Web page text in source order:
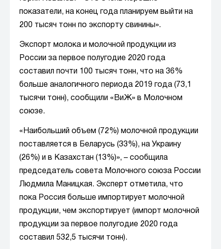
показатели, на конец года планируем выйти на
200 тысяч тонн по экспорту свинины».
Экспорт молока и молочной продукции из
России за первое полугодие 2020 года
составил почти 100 тысяч тонн, что на 36%
больше аналогичного периода 2019 года (73,1
тысячи тонн), сообщили «ВиЖ» в Молочном
союзе.
«Наибольший объем (72%) молочной продукции
поставляется в Беларусь (33%), на Украину
(26%) и в Казахстан (13%)», – сообщила
председатель совета Молочного союза России
Людмила Маницкая. Эксперт отметила, что
пока Россия больше импортирует молочной
продукции, чем экспортирует (импорт молочной
продукции за первое полугодие 2020 года
составил 532,5 тысячи тонн).